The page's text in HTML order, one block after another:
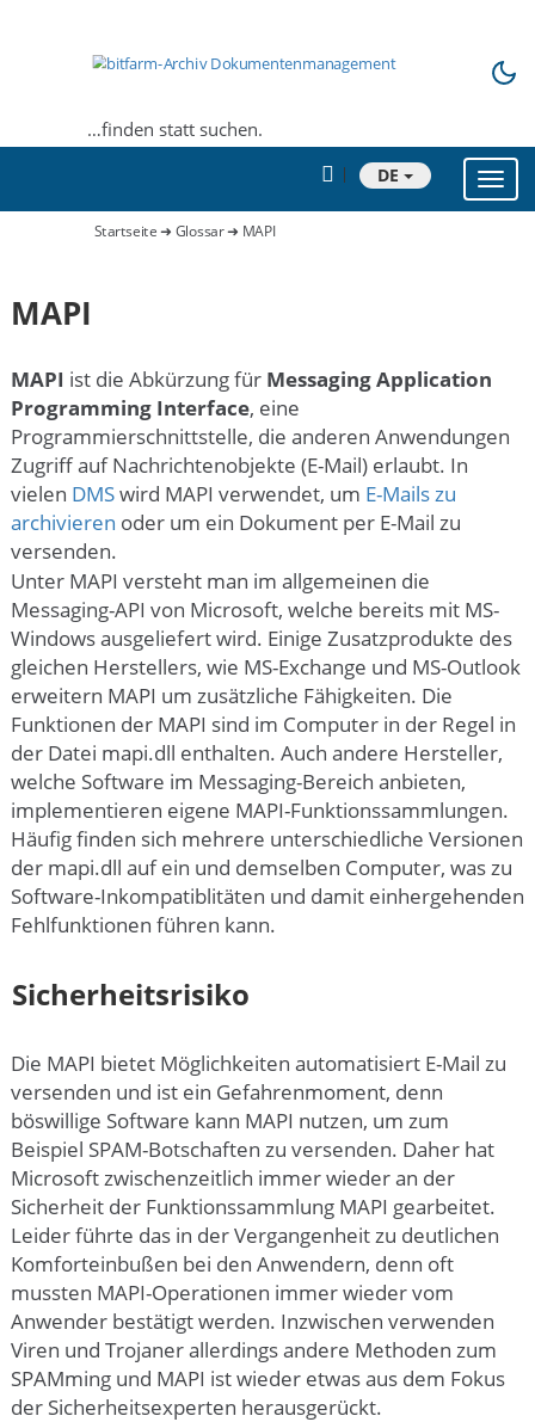
…finden statt suchen.
DE
Startseite➜Glossar➜ MAPI
MAPI
MAPI ist die Abkürzung für Messaging Application
Programming Interface, eine
Programmierschnittstelle, die anderen Anwendungen
Zugriff auf Nachrichtenobjekte (E-Mail) erlaubt. In
vielen DMSwird MAPI verwendet, um E-Mails zu
archivieren oder um ein Dokument per E-Mail zu
versenden.
Unter MAPI versteht man im allgemeinen die
Messaging-API von Microsoft, welche bereits mit MS-
Windows ausgeliefert wird. Einige Zusatzprodukte des
gleichen Herstellers, wie MS-Exchange und MS-Outlook
erweitern MAPI um zusätzliche Fähigkeiten. Die
Funktionen der MAPI sind im Computer in der Regel in
der Datei mapi.dll enthalten. Auch andere Hersteller,
welche Software im Messaging-Bereich anbieten,
implementieren eigene MAPI-Funktionssammlungen.
Häufig finden sich mehrere unterschiedliche Versionen
der mapi.dll auf ein und demselben Computer, was zu
Software-Inkompatiblitäten und damit einhergehenden
Fehlfunktionen führen kann.
Sicherheitsrisiko
Die MAPI bietet Möglichkeiten automatisiert E-Mail zu
versenden und ist ein Gefahrenmoment, denn
böswillige Software kann MAPI nutzen, um zum
Beispiel SPAM-Botschaften zu versenden. Daher hat
Microsoft zwischenzeitlich immer wieder an der
Sicherheit der Funktionssammlung MAPI gearbeitet.
Leider führte das in der Vergangenheit zu deutlichen
Komforteinbußen bei den Anwendern, denn oft
mussten MAPI-Operationen immer wieder vom
Anwender bestätigt werden. Inzwischen verwenden
Viren und Trojaner allerdings andere Methoden zum
SPAMming und MAPI ist wieder etwas aus dem Fokus
der Sicherheitsexperten herausgerückt.